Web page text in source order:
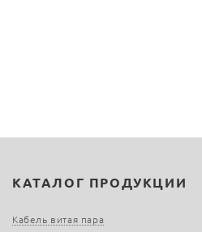
КАТАЛОГ ПРОДУКЦИИ
Кабель витая пара